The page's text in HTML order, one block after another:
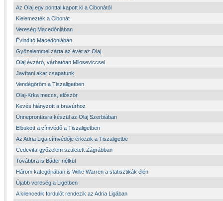
Az Olaj egy ponttal kapott ki a Cibonától
Kielemezték a Cibonát
Vereség Macedóniában
Évindító Macedóniában
Győzelemmel zárta az évet az Olaj
Olaj évzáró, várhatóan Miloseviccsel
Javítani akar csapatunk
Vendégöröm a Tiszaligetben
Olaj-Krka meccs, először
Kevés hiányzott a bravúrhoz
Ünneprontásra készül az Olaj Szerbiában
Elbukott a címvédő a Tiszaligetben
Az Adria Liga címvédője érkezik a Tiszaligetbe
Cedevita-győzelem született Zágrábban
Továbbra is Báder nélkül
Három kategóriában is Willie Warren a statisztikák élén
Újabb vereség a Ligetben
A kilencedik fordulót rendezik az Adria Ligában